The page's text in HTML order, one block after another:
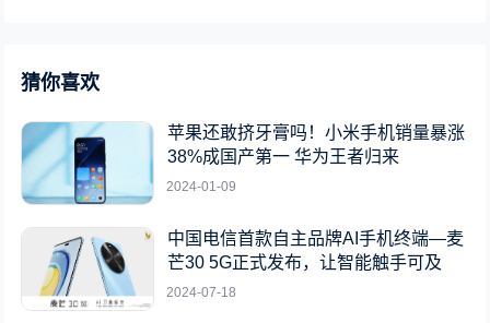
猜你喜欢
苹果还敢挤牙膏吗！小米手机销量暴涨
38%成国产第一 华为王者归来
2024-01-09
中国电信首款自主品牌AI手机终端—麦
芒30 5G正式发布，让智能触手可及
2024-07-18